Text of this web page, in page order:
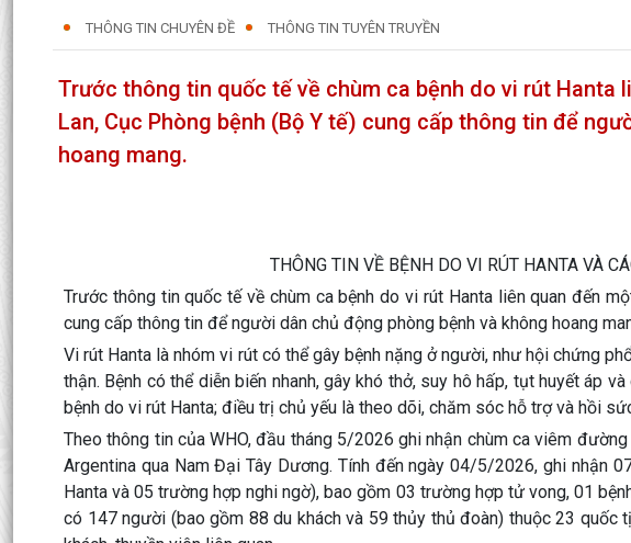
THÔNG TIN CHUYÊN ĐỀ THÔNG TIN TUYÊN TRUYỀN
Trước thông tin quốc tế về chùm ca bệnh do vi rút Hanta
Lan, Cục Phòng bệnh (Bộ Y tế) cung cấp thông tin để
hoang mang.
THÔNG TIN VỀ BỆNH DO VI RÚT HANTA VÀ
Trước thông tin quốc tế về chùm ca bệnh do vi rút Hanta liên quan đến
cung cấp thông tin để người dân chủ động phòng bệnh và không hoang
Vi rút Hanta là nhóm vi rút có thể gây bệnh nặng ở người, như hội chứng
thận. Bệnh có thể diễn biến nhanh, gây khó thở, suy hô hấp, tụt huyết áp
bệnh do vi rút Hanta; điều trị chủ yếu là theo dõi, chăm sóc hỗ trợ và hồi
Theo thông tin của WHO, đầu tháng 5/2026 ghi nhận chùm ca viêm
Argentina qua Nam Đại Tây Dương. Tính đến ngày 04/5/2026, ghi nhận
Hanta và 05 trường hợp nghi ngờ), bao gồm 03 trường hợp tử vong, 01
có 147 người (bao gồm 88 du khách và 59 thủy thủ đoàn) thuộc 23 quốc